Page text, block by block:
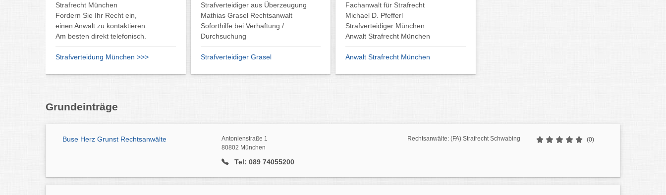
Strafrecht München
Fordern Sie Ihr Recht ein,
einen Anwalt zu kontaktieren.
Am besten direkt telefonisch.
Strafverteidung München >>>
Strafverteidiger aus Überzeugung
Mathias Grasel Rechtsanwalt
Soforthilfe bei Verhaftung /
Durchsuchung
Strafverteidiger Grasel
Fachanwalt für Strafrecht
Michael D. Pfefferl
Strafverteidiger München
Anwalt Strafrecht München
Anwalt Strafrecht München
Grundeinträge
Buse Herz Grunst Rechtsanwälte
Antonienstraße 1
80802 München
Tel: 089 74055200
Rechtsanwälte: (FA) Strafrecht Schwabing (0)